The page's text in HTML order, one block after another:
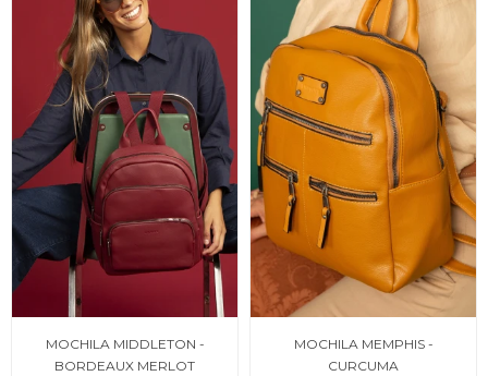
MOCHILA MIDDLETON -
BORDEAUX MERLOT
MOCHILA MEMPHIS -
CURCUMA